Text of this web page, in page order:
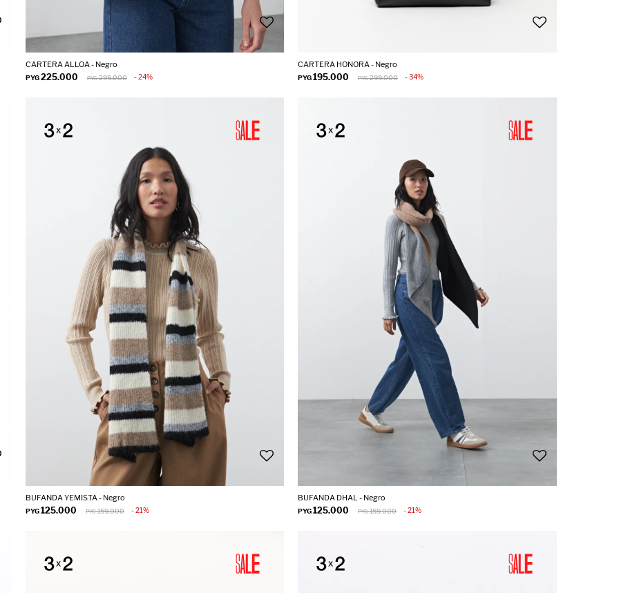
CARTERA ALLOA - Negro
PYG 225.000 PYG 299.000 24
CARTERA HONORA - Negro
PYG 195.000 PYG 299.000 34
BUFANDA YEMISTA - Negro
PYG 125.000 PYG 159.000 21
BUFANDA DHAL - Negro
PYG 125.000 PYG 159.000 21